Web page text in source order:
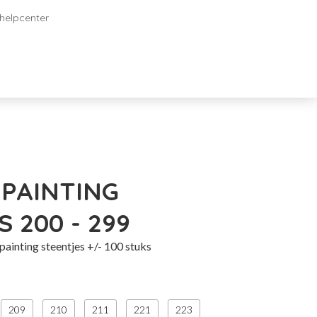
helpcenter
200 - 299
steentjes +/- 100 stuks
209 210 211 221 223